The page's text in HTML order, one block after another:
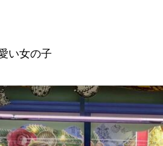
い女の子